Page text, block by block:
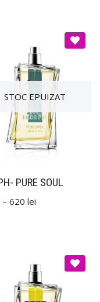
PURE SOUL
– 620 lei